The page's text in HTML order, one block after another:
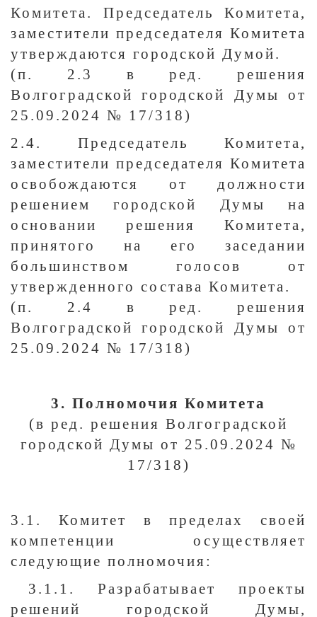
Комитета. Председатель Комитета,
заместители председателя Комитета
утверждаются городской Думой.
(п. 2.3 в ред. решения
Волгоградской городской Думы от
25.09.2024 № 17/318)
2.4. Председатель Комитета,
заместители председателя Комитета
освобождаются от должности
решением городской Думы на
основании решения Комитета,
принятого на его заседании
большинством голосов от
утвержденного состава Комитета.
(п. 2.4 в ред. решения
Волгоградской городской Думы от
25.09.2024 № 17/318)
3. Полномочия Комитета
(в ред. решения Волгоградской
городской Думы от 25.09.2024 №
17/318)
3.1. Комитет в пределах своей
компетенции осуществляет
следующие полномочия:
3.1.1. Разрабатывает проекты
решений городской Думы,